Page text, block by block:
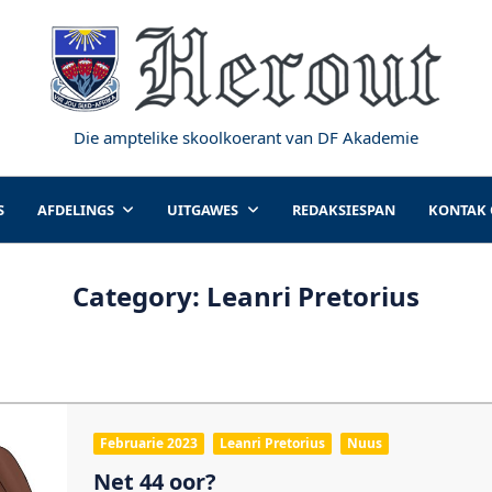
Die amptelike skoolkoerant van DF Akademie
AFDELINGS UITGAWES REDAKSIESPAN KONTAK
Category: Leanri Pretorius
Februarie 2023 Leanri Pretorius Nuus
Net 44 oor?